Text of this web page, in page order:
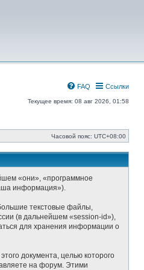
Ссылки
FAQ
Текущее время: 08 авг 2026, 01:58
Часовой пояс: UTC+08:00
«они», «программное
информация»).
текстовые файлы,
(в дальнейшем «session-id»),
для хранения информации о
документа, целью которого
на форум. Этими